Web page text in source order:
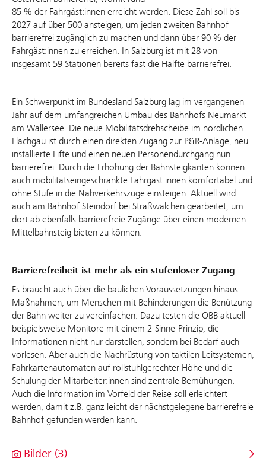
85 % der Fahrgäst:innen erreicht werden. Diese Zahl soll bis
2027 auf über 500 ansteigen, um jeden zweiten Bahnhof
barrierefrei zugänglich zu machen und dann über 90 % der
Fahrgäst:innen zu erreichen. In Salzburg ist mit 28 von
insgesamt 59 Stationen bereits fast die Hälfte barrierefrei.
Ein Schwerpunkt im Bundesland Salzburg lag im vergangenen
Jahr auf dem umfangreichen Umbau des Bahnhofs Neumarkt
am Wallersee. Die neue Mobilitätsdrehscheibe im nördlichen
Flachgau ist durch einen direkten Zugang zur P&R-Anlage, neu
installierte Lifte und einen neuen Personendurchgang nun
barrierefrei. Durch die Erhöhung der Bahnsteigkanten können
auch mobilitätseingeschränkte Fahrgäst:innen komfortabel und
ohne Stufe in die Nahverkehrszüge einsteigen. Aktuell wird
auch am Bahnhof Steindorf bei Straßwalchen gearbeitet, um
dort ab ebenfalls barrierefreie Zugänge über einen modernen
Mittelbahnsteig bieten zu können.
Barrierefreiheit ist mehr als ein stufenloser Zugang
Es braucht auch über die baulichen Voraussetzungen hinaus
Maßnahmen, um Menschen mit Behinderungen die Benützung
der Bahn weiter zu vereinfachen. Dazu testen die ÖBB aktuell
beispielsweise Monitore mit einem 2-Sinne-Prinzip, die
Informationen nicht nur darstellen, sondern bei Bedarf auch
vorlesen. Aber auch die Nachrüstung von taktilen Leitsystemen,
Fahrkartenautomaten auf rollstuhlgerechter Höhe und die
Schulung der Mitarbeiter:innen sind zentrale Bemühungen.
Auch die Information im Vorfeld der Reise soll erleichtert
werden, damit z.B. ganz leicht der nächstgelegene barrierefreie
Bahnhof gefunden werden kann.
Bilder (3)